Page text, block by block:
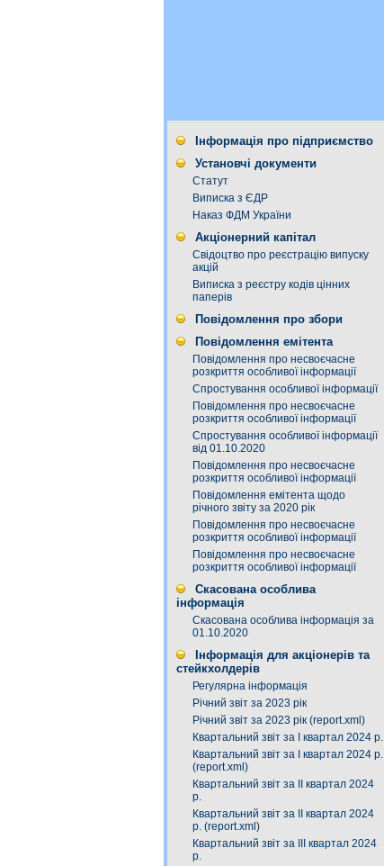
Інформація про підприємство
Установчі документи
Статут
Виписка з ЄДР
Наказ ФДМ України
Акціонерний капітал
Свідоцтво про реєстрацію випуску
акцій
Виписка з реєстру кодів цінних
паперів
Повідомлення про збори
Повідомлення емітента
Повідомлення про несвоєчасне
розкриття особливої інформації
Спростування особливої інформації
Повідомлення про несвоєчасне
розкриття особливої інформації
Спростування особливої інформації
від 01.10.2020
Повідомлення про несвоєчасне
розкриття особливої інформації
Повідомлення емітента щодо
річного звіту за 2020 рік
Повідомлення про несвоєчасне
розкриття особливої інформації
Повідомлення про несвоєчасне
розкриття особливої інформації
Скасована особлива
інформація
Скасована особлива інформація за
01.10.2020
Інформація для акціонерів та
стейкхолдерів
Регулярна інформація
Річний звіт за 2023 рік
Річний звіт за 2023 рік (report.xml)
Квартальний звіт за І квартал 2024 р.
Квартальний звіт за І квартал 2024 р.
(report.xml)
Квартальний звіт за ІІ квартал 2024
р.
Квартальний звіт за ІІ квартал 2024
р. (report.xml)
Квартальний звіт за IІІ квартал 2024
р.